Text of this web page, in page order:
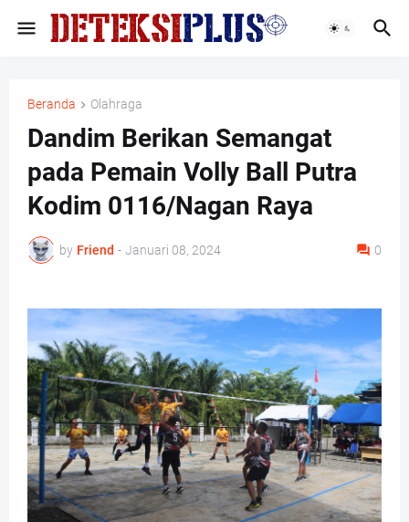
Beranda Olahraga
Dandim Berikan Semangat
pada Pemain Volly Ball Putra
Kodim 0116/Nagan Raya
by Friend - Januari 08, 2024 0